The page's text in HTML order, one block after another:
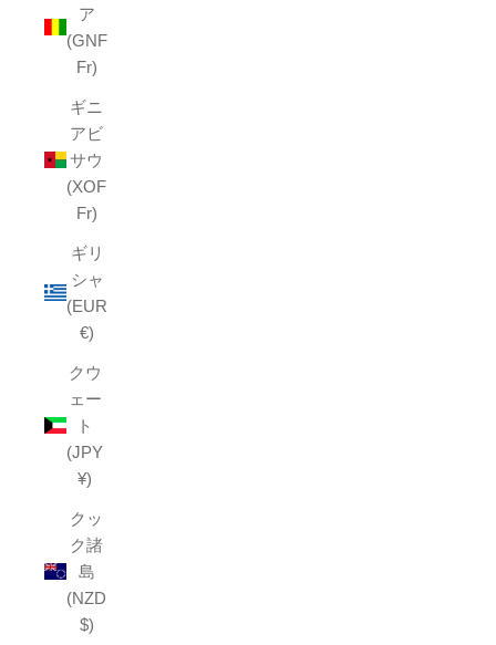
ア
(GNF
Fr)
ギニ
アビ
サウ
(XOF
Fr)
ギリ
シャ
(EUR
€)
クウ
ェー
ト
(JPY
¥)
クッ
ク諸
島
(NZD
$)